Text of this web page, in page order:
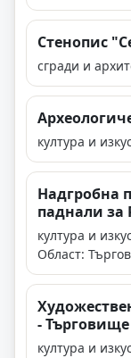
Стенопис
сгради и
култура и
Надгробна
паднали за
култура и
Област:
- Търговище
култура и